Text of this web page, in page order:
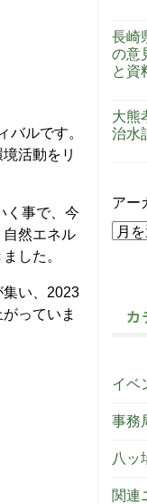
ルです。
活動をリ
く事で、今
然エネル
した。
い、2023
っていま
長崎
の意
と資
大熊
治水
アー
カ
イベ
事務
八ッ
関連